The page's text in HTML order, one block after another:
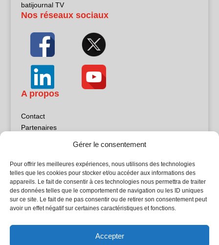
Gérer le consentement
Pour offrir les meilleures expériences, nous utilisons des technologies
telles que les cookies pour stocker et/ou accéder aux informations des
appareils. Le fait de consentir à ces technologies nous permettra de traiter
des données telles que le comportement de navigation ou les ID uniques
sur ce site. Le fait de ne pas consentir ou de retirer son consentement peut
avoir un effet négatif sur certaines caractéristiques et fonctions.
Accepter
batijournal TV
Nos réseaux sociaux
A propos
Contact
Partenaires
Politique de confidentialité
Sites partenaires
5Façades
Atrium Patrimoine